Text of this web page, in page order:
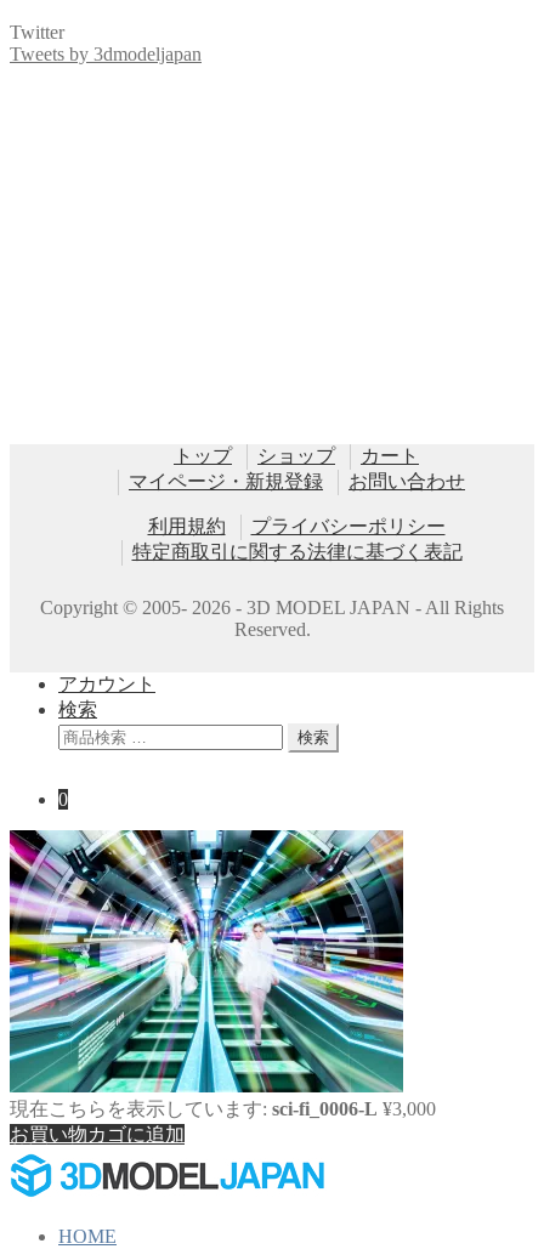
象:
Twitter
Tweets by 3dmodeljapan
トップ ショップ
カート
マイページ・新規登録
お問い合わせ
利用規約
プライバシーポリシー
特定商取引に関する法律に基づく表記
Copyright © 2005- 2026 - 3D MODEL JAPAN - All Rights
Reserved.
アカウント
検索
検
対
象:
検索
0
現在こちらを表示しています: sci-fi_0006-L ¥3,000
お買い物カゴに追加
HOME